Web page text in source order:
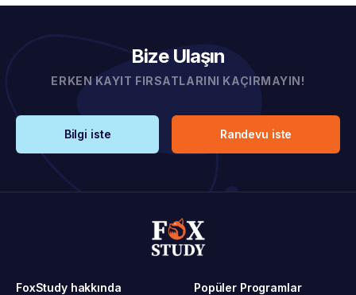
Bize Ulaşın
ERKEN KAYIT FIRSATLARINI KAÇIRMAYIN!
Bilgi iste Randevu iste
FoxStudy hakkında Popüler Programlar